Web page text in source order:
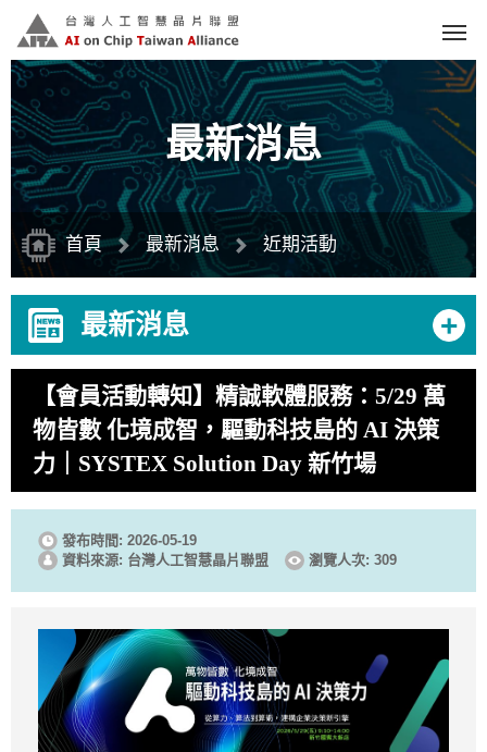
最新消息
首頁 最新消息 近期活動
最新消息 +
【會員活動轉知】精誠軟體服務：5/29 萬
物皆數 化境成智，驅動科技島的 AI 決策
力｜SYSTEX Solution Day 新竹場
發布時間: 2026-05-19
資料來源: 台灣人工智慧晶片聯盟
瀏覽人次: 309